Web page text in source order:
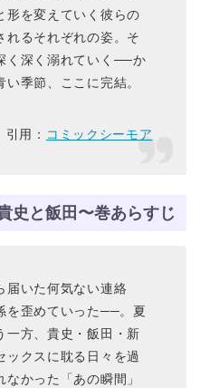
形を変えていく彼らの
れるそれぞれの姿。そ
く深く溺れていく──か
季節、ここに完結。
引用： コミックシーモア
史と飯田〜巻あらすじ
届いた何気ない連絡
を歪めていった──。夏
一方、貴史・飯田・新
ックスに耽る日々を過
かった「あの瞬間」